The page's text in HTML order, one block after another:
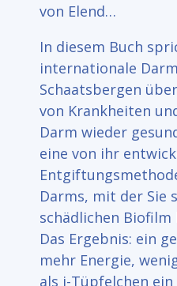
von Elend…
In diesem Buch
internationale
Schaatsbergen
von Krankheiten
Darm wieder
eine von ihr
Darms, mit der Sie
schädlichen
Das Ergebnis: ein
mehr Energie,
als i-Tüpfelchen